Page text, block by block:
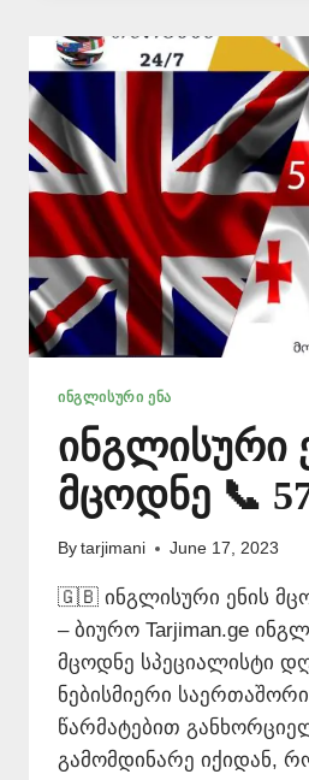
ᲘᲜᲒᲚᲘᲡᲣᲠᲘ ᲔᲜᲐ
ინგლისური
მცოდნე 📞
By tarjimani June 17, 2023
🇬🇧 ინგლისური ენის
– ბიურო Tarjiman.ge
მცოდნე სპეციალისტი
ნებისმიერი
წარმატებით
გამომდინარე იქიდან,